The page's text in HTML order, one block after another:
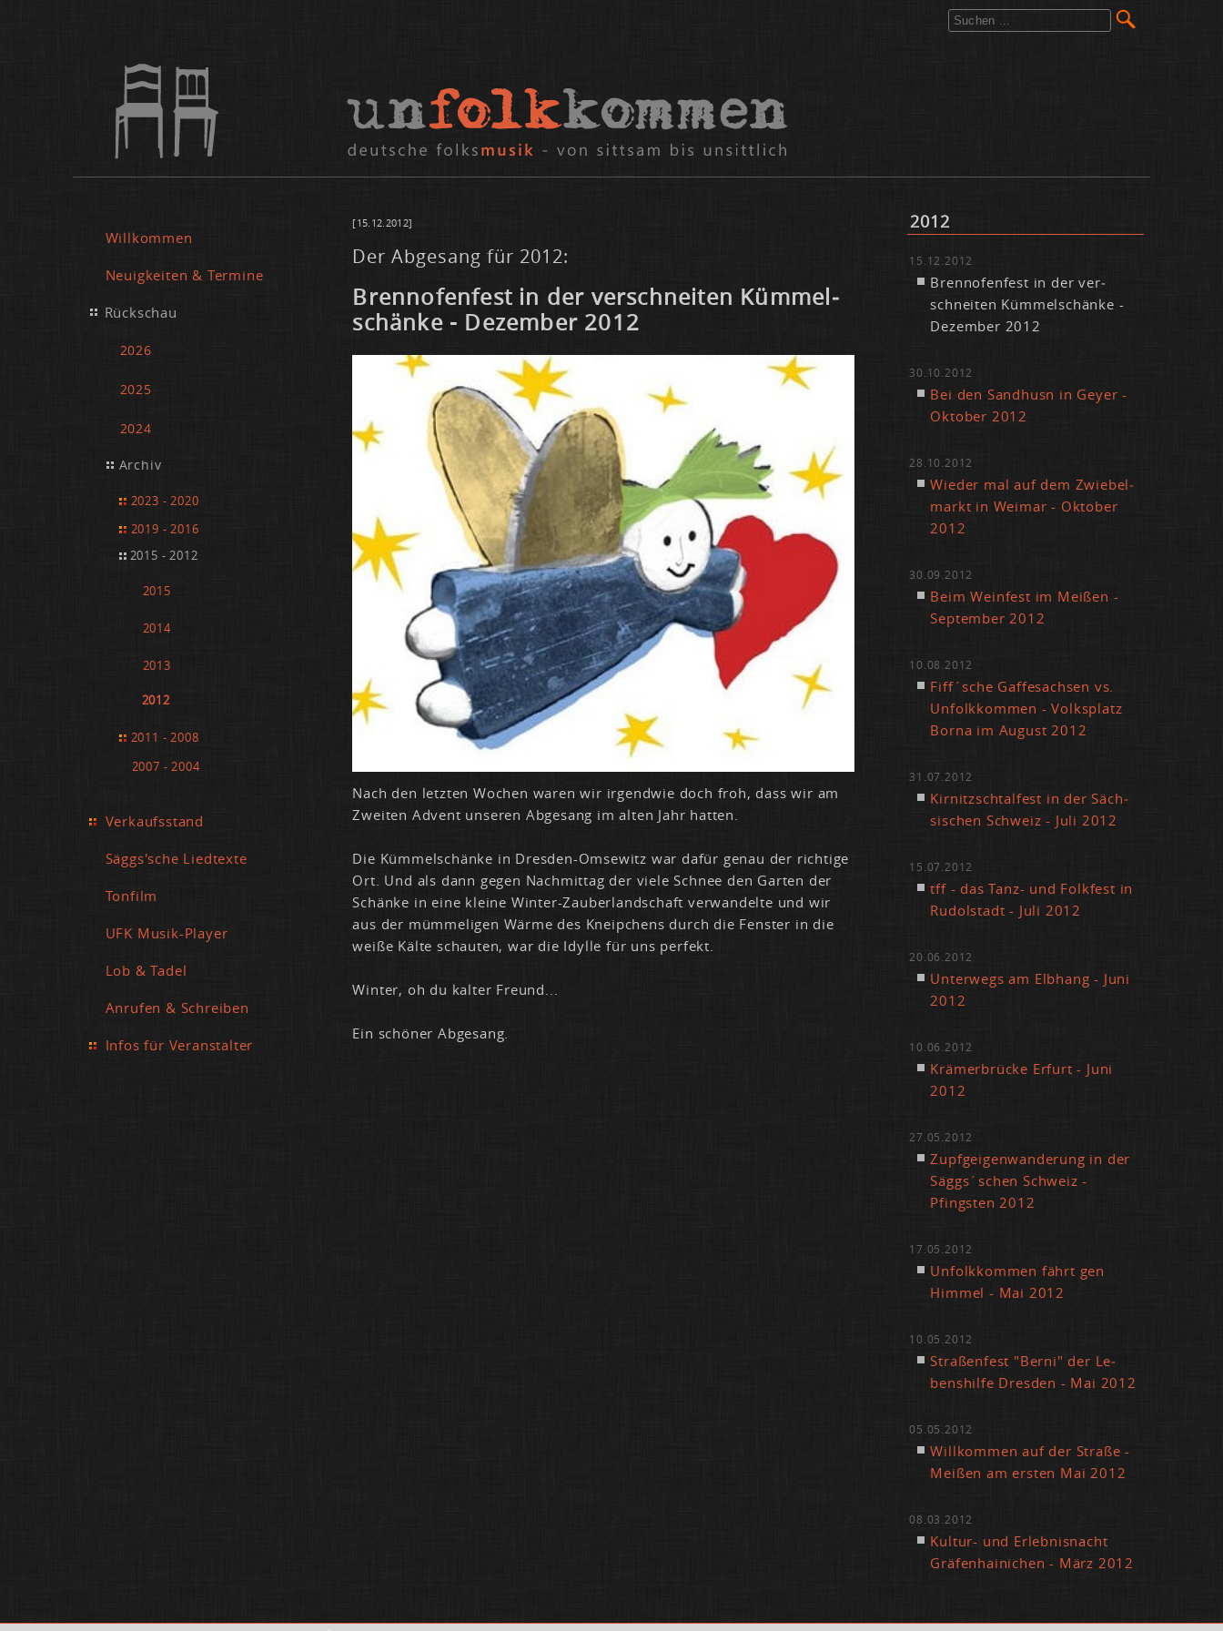
Willkommen
Neuigkeiten & Termine
Rückschau
2026
2025
2024
Archiv
2023 - 2020
2019 - 2016
2015 - 2012
2015
2014
2013
2012
2011 - 2008
2007 - 2004
Verkaufsstand
Säggs'sche Liedtexte
Tonfilm
UFK Musik-Player
Lob & Tadel
Anrufen & Schreiben
Infos für Veranstalter
[15.12.2012]
Der Abgesang für 2012:
Brenn­ofen­fest in der ver­schnei­ten Küm­mel­
schän­ke - De­zem­ber 2012
Nach den letz­ten Wo­chen wa­ren wir ir­gend­wie doch froh, dass wir am
Zwei­ten Ad­vent un­se­ren Ab­ge­sang im al­ten Jahr hat­ten.
Die Küm­mel­schän­ke in Dres­den-Om­se­witz war da­für ge­nau der rich­ti­ge
Ort. Und als dann ge­gen Nach­mit­tag der vie­le Schnee den Gar­ten der
Schän­ke in ei­ne klei­ne Win­ter-Zau­ber­land­schaft ver­wan­del­te und wir
aus der müm­me­li­gen Wär­me des Kneip­chens durch die Fens­ter in die
wei­ße Käl­te schau­ten, war die Idyl­le für uns per­fekt.
Win­ter, oh du kal­ter Freund...
Ein schö­ner Ab­ge­sang.
2012
15.12.2012
Brenn­ofen­fest in der ver­
schnei­ten Küm­mel­schän­ke -
De­zem­ber 2012
30.10.2012
Bei den Sand­husn in Gey­er -
Ok­to­ber 2012
28.10.2012
Wie­der mal auf dem Zwie­bel­
markt in Wei­mar - Ok­to­ber
2012
30.09.2012
Beim Wein­fest im Mei­ßen -
Sep­tem­ber 2012
10.08.2012
Fiff´sche Gaf­fe­sach­sen vs.
Un­folk­kom­men - Volks­platz
Bor­na im Au­gust 2012
31.07.2012
Kir­nitzsch­tal­fest in der Säch­
si­schen Schweiz - Ju­li 2012
15.07.2012
tff - das Tanz- und Folk­fest in
Ru­dol­stadt - Ju­li 2012
20.06.2012
Un­ter­wegs am Elb­hang - Ju­ni
2012
10.06.2012
Krä­mer­brü­cke Er­furt - Ju­ni
2012
27.05.2012
Zupf­gei­gen­wan­de­rung in der
Säggs´schen Schweiz -
Pfings­ten 2012
17.05.2012
Un­folk­kom­men fährt gen
Him­mel - Mai 2012
10.05.2012
Stra­ßen­fest "Ber­ni" der Le­
bens­hil­fe Dres­den - Mai 2012
05.05.2012
Will­kom­men auf der Stra­ße -
Mei­ßen am ers­ten Mai 2012
08.03.2012
Kul­tur- und Er­leb­nis­nacht
Grä­fen­hai­ni­chen - März 2012